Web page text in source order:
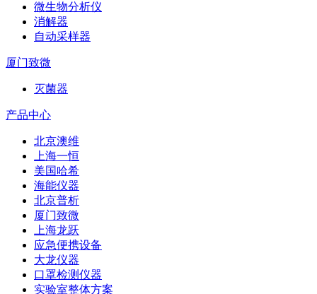
微生物分析仪
消解器
自动采样器
厦门致微
灭菌器
产品中心
北京澳维
上海一恒
美国哈希
海能仪器
北京普析
厦门致微
上海龙跃
应急便携设备
大龙仪器
口罩检测仪器
实验室整体方案